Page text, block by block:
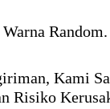
Random.
Kami
Risiko